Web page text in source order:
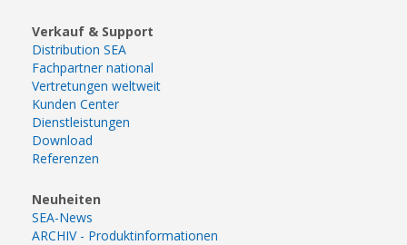
Verkauf & Support
Distribution SEA
Fachpartner national
Vertretungen weltweit
Kunden Center
Dienstleistungen
Download
Referenzen
Neuheiten
SEA-News
ARCHIV - Produktinformationen